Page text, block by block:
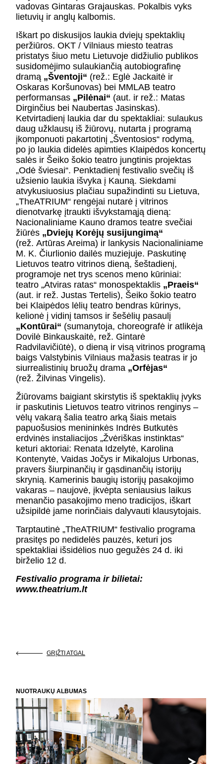
vadovas Gintaras Grajauskas. Pokalbis vyks
lietuvių ir anglų kalbomis.
Iškart po diskusijos laukia dviejų spektaklių
peržiūros. OKT / Vilniaus miesto teatras
pristatys šiuo metu Lietuvoje didžiulio publikos
susidomėjimo sulaukiančią autobiografinę
dramą „Šventoji“ (rež.: Eglė Jackaitė ir
Oskaras Koršunovas) bei MMLAB teatro
performansas „Pilėnai“ (aut. ir rež.: Matas
Dirginčius bei Naubertas Jasinskas).
Ketvirtadienį laukia dar du spektakliai: sulaukus
daug užklausų iš žiūrovų, nutarta į programą
įkomponuoti pakartotinį „Šventosios“ rodymą,
po jo laukia didelės apimties Klaipėdos koncertų
salės ir Šeiko šokio teatro jungtinis projektas
„Odė šviesai“. Penktadienį festivalio svečių iš
užsienio laukia išvyka į Kauną. Siekdami
atvykusiuosius plačiau supažindinti su Lietuva,
„TheATRIUM“ rengėjai nutarė į vitrinos
dienotvarkę įtraukti išvykstamąją dieną:
Nacionaliniame Kauno dramos teatre svečiai
žiūrės „Dviejų Korėjų susijungimą“
(rež. Artūras Areima) ir lankysis Nacionaliniame
M. K. Čiurlionio dailės muziejuje. Paskutinę
Lietuvos teatro vitrinos dieną, šeštadienį,
programoje net trys scenos meno kūriniai:
teatro „Atviras ratas“ monospektaklis „Praeis“
(aut. ir rež. Justas Tertelis), Šeiko šokio teatro
bei Klaipėdos lėlių teatro bendras kūrinys,
kelionė į vidinį tamsos ir šešėlių pasaulį
„Kontūrai“ (sumanytoja, choreografė ir atlikėja
Dovilė Binkauskaitė, rež. Gintarė
Radvilavičiūtė), o dieną ir visą vitrinos programą
baigs Valstybinis Vilniaus mažasis teatras ir jo
siurrealistinių bruožų drama „Orfėjas“
(rež. Žilvinas Vingelis).
Žiūrovams baigiant skirstytis iš spektaklių įvyks
ir paskutinis Lietuvos teatro vitrinos renginys –
vėlų vakarą šalia teatro arką šiais metais
papuošusios menininkės Indrės Butkutės
erdvinės instaliacijos „Žvėriškas instinktas“
keturi aktoriai: Renata Idzelytė, Karolina
Kontenytė, Vaidas Jočys ir Mikalojus Urbonas,
pravers šiurpinančių ir gąsdinančių istorijų
skrynią. Kamerinis baugių istorijų pasakojimo
vakaras – naujovė, įkvėpta seniausius laikus
menančio pasakojimo meno tradicijos, iškart
užsipildė jame norinčiais dalyvauti klausytojais.
Tarptautinė „TheATRIUM“ festivalio programa
prasitęs po nedidelės pauzės, keturi jos
spektakliai išsidėlios nuo gegužės 24 d. iki
birželio 12 d.
Festivalio programa ir bilietai:
www.theatrium.lt
GRĮŽTI ATGAL
NUOTRAUKŲ ALBUMAS